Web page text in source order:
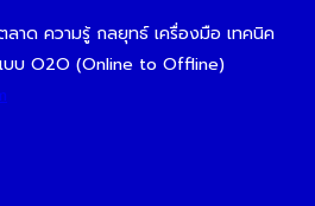
ลาด ความรู้ กลยุทธ์ เครื่องมือ เทคนิค
บ O2O (Online to Offline)